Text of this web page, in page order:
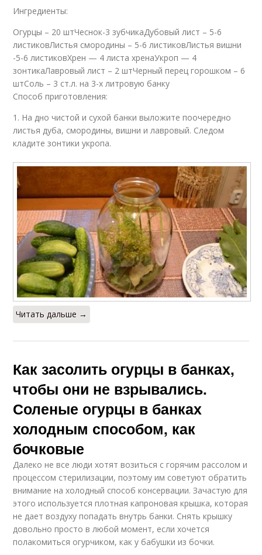
Ингредиенты:
Огурцы – 20 штЧеснок-3 зубчикаДубовый лист – 5-6
листиковЛистья смородины – 5-6 листиковЛистья вишни
-5-6 листиковХрен — 4 листа хренаУкроп — 4
зонтикаЛавровый лист – 2 штЧерный перец горошком – 6
штСоль – 3 ст.л. на 3-х литровую банку
Способ приготовления:
1. На дно чистой и сухой банки выложите поочередно
листья дуба, смородины, вишни и лавровый. Следом
кладите зонтики укропа.
Читать дальше →
Как засолить огурцы в банках,
чтобы они не взрывались.
Соленые огурцы в банках
холодным способом, как
бочковые
Далеко не все люди хотят возиться с горячим рассолом и
процессом стерилизации, поэтому им советуют обратить
внимание на холодный способ консервации. Зачастую для
этого используется плотная капроновая крышка, которая
не дает воздуху попадать внутрь банки. Снять крышку
довольно просто в любой момент, если хочется
полакомиться огурчиком, как у бабушки из бочки.